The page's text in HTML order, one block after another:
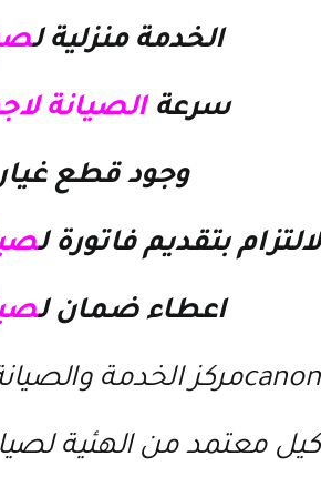
الخدمة منزلية ل
سرعة الصيانة
وجود قطع
بتقديم فاتورة ل
اعطاء ضمان ل
canonمركز الخدمة والصيانة لجميع اجهزة
معتمد من الهئية